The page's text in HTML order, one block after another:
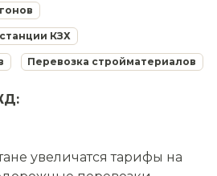
КЗХ
Перевозка стройматериалов
увеличатся тарифы на